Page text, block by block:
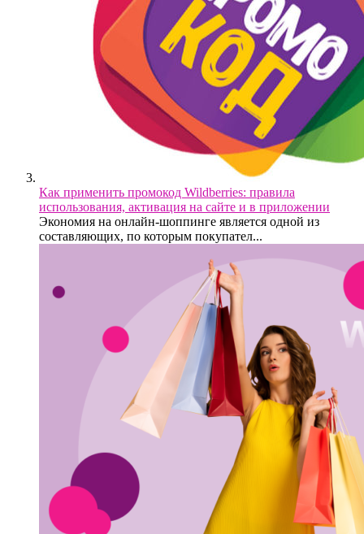
Как применить промокод Wildberries: правила
использования, активация на сайте и в приложении
Экономия на онлайн-шоппинге является одной из
составляющих, по которым покупател...